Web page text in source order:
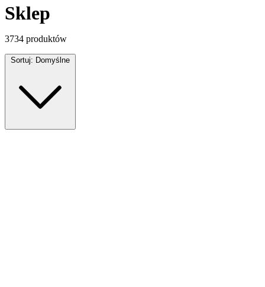
Sklep
3734 produktów
Sortuj: Domyślne